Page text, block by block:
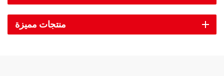
منتجات مميزة